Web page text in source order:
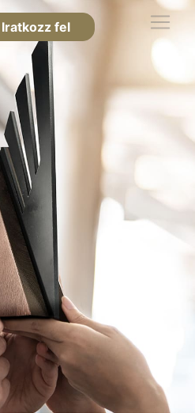
Iratkozz fel